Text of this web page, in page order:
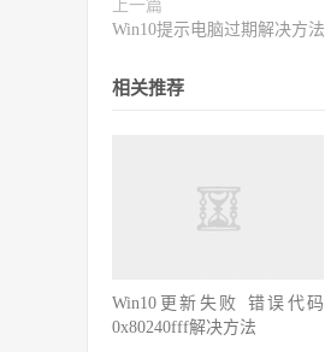
上一篇
Win10提示电脑过期解决方法
相关推荐
Win10更新失败 错误代码
0x80240fff解决方法